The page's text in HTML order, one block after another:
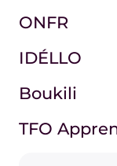
ONFR
IDÉLLO
Boukili
TFO